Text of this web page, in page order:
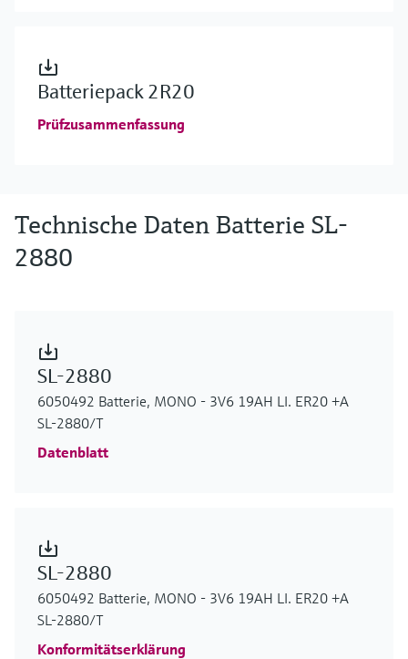
Batteriepack 2R20
Prüfzusammenfassung
Technische Daten Batterie SL-
2880
SL-2880
6050492 Batterie, MONO - 3V6 19AH LI. ER20 +A
SL-2880/T
Datenblatt
SL-2880
6050492 Batterie, MONO - 3V6 19AH LI. ER20 +A
SL-2880/T
Konformitätserklärung